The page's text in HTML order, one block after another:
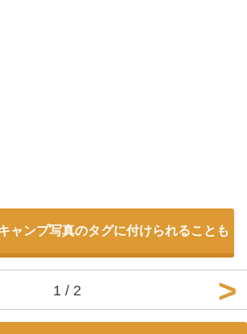
ャンプ写真のタグに付けられることも
1 / 2